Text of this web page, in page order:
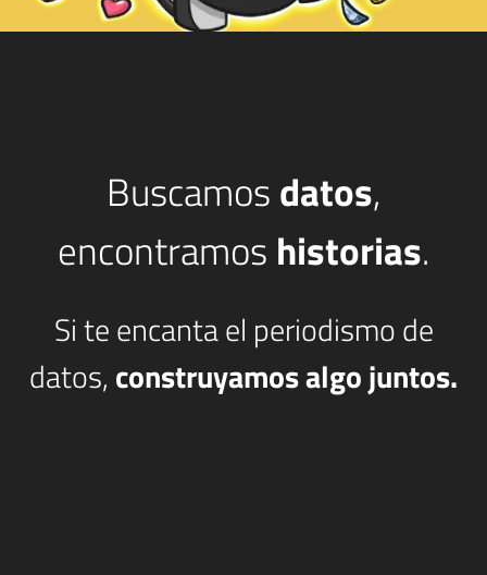
Buscamosdatos,
encontramos historias.
Si te encanta el periodismo de
datos, construyamos algo juntos.